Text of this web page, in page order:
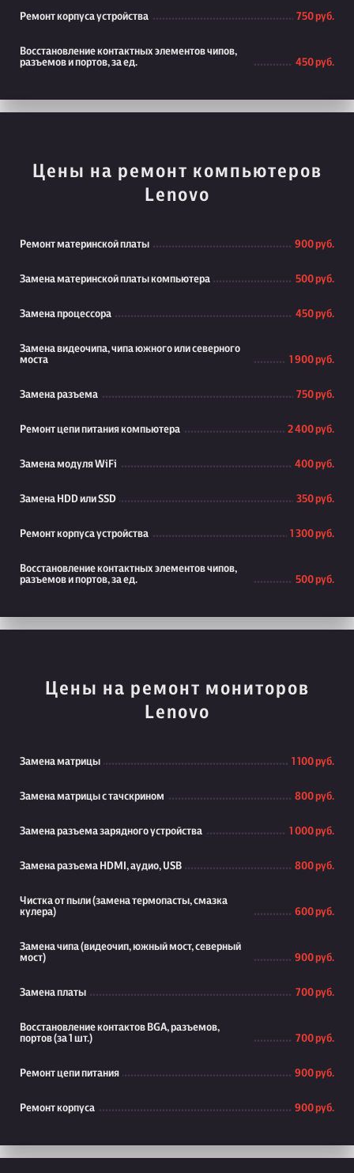
Ремонт корпуса устройства 750 руб.
Восстановление контактных элементов чипов,
разъемов и портов, за ед.
450 руб.
Цены на ремонт компьютеров
Lenovo
Ремонт материнской платы 900 руб.
Замена материнской платы компьютера 500 руб.
Замена процессора 450 руб.
Замена видеочипа, чипа южного или северного
моста
1 900 руб.
Замена разъема 750 руб.
Ремонт цепи питания компьютера 2 400 руб.
Замена модуля WiFi 400 руб.
Замена HDD или SSD 350 руб.
Ремонт корпуса устройства 1 300 руб.
Восстановление контактных элементов чипов,
разъемов и портов, за ед.
500 руб.
Цены на ремонт мониторов
Lenovo
Замена матрицы 1 100 руб.
Замена матрицы с тачскрином 800 руб.
Замена разъема зарядного устройства 1 000 руб.
Замена разъема HDMI, аудио, USB 800 руб.
Чистка от пыли (замена термопасты, смазка
кулера)
600 руб.
Замена чипа (видеочип, южный мост, северный
мост)
900 руб.
Замена платы 700 руб.
Восстановление контактов BGA, разъемов,
портов (за 1 шт.)
700 руб.
Ремонт цепи питания 900 руб.
Ремонт корпуса 900 руб.